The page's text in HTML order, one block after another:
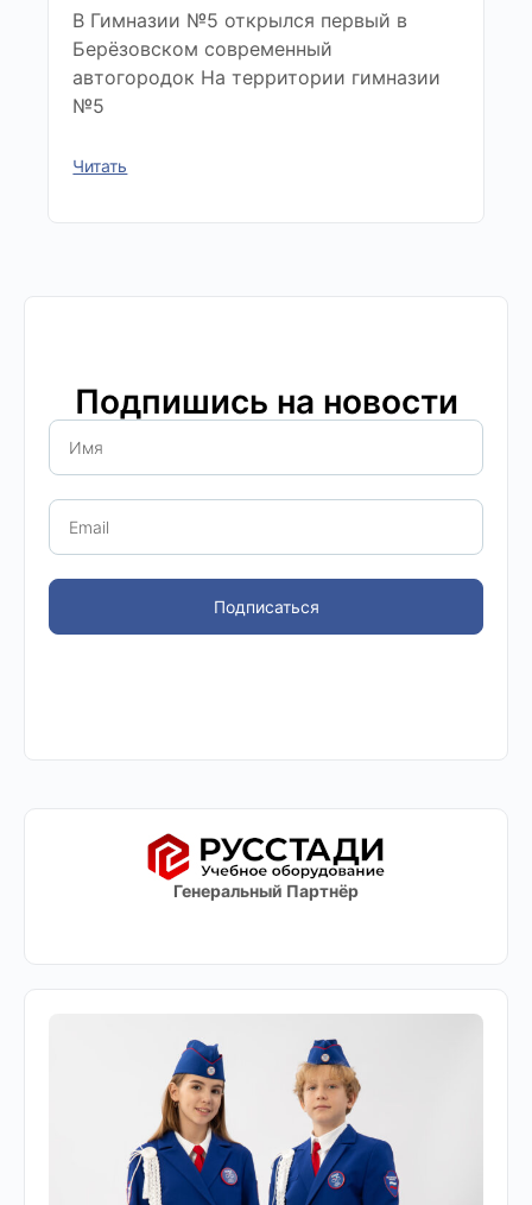
В Гимназии №5 открылся первый в
Берёзовском современный
автогородок На территории гимназии
№5
Читать
Подпишись на новости
Подписаться
Генеральный Партнёр